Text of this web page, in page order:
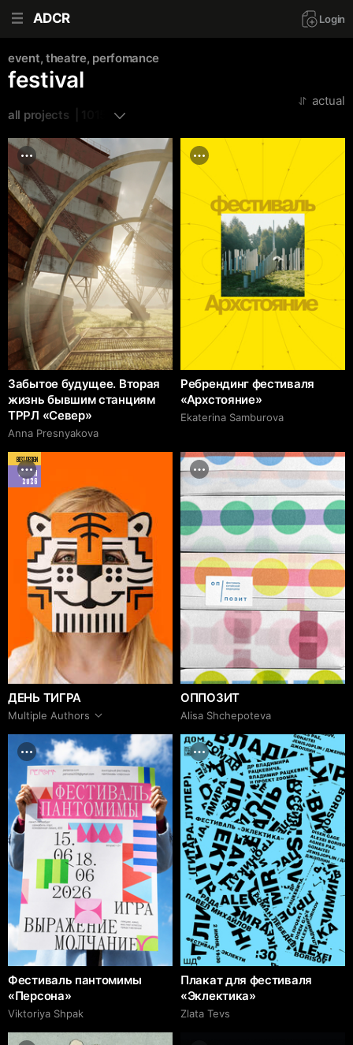
ADCR Login
event, theatre, perfomance
festival
all projects  | 1015
actual
Забытое будущее. Вторая
жизнь бывшим станциям
ТРРЛ «Север»
Anna Presnyakova
Ребрендинг фестиваля
«Архстояние»
Ekaterina Samburova
BEST DESIGN
MARCH
2026
ДЕНЬ ТИГРА
Multiple Authors
ОППОЗИТ
Alisa Shchepoteva
Фестиваль пантомимы
«Персона»
Viktoriya Shpak
Плакат для фестиваля
«Эклектика»
Zlata Tevs